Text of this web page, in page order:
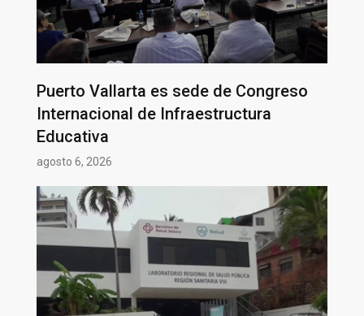
Puerto Vallarta es sede de Congreso
Internacional de Infraestructura
Educativa
agosto 6, 2026